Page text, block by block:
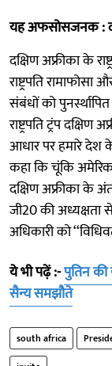
यह अफसोसजनक :
दक्षिण अफ्रीका के
राष्ट्रपति
संबंधों को
राष्ट्रपति ट्रंप
आधार पर हमारे देश
कहा कि चूंकि
दक्षिण अफ्रीका के
जी20 की
अधिकारी को
ये भी पढ़ें :-पुतिन
सैन्य समझौते
south africa